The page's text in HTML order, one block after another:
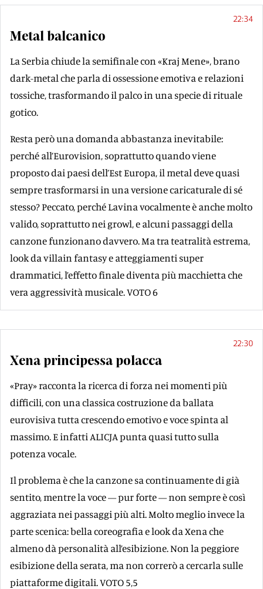
22:34
Metal balcanico
La Serbia chiude la semifinale con «Kraj Mene», brano
dark-metal che parla di ossessione emotiva e relazioni
tossiche, trasformando il palco in una specie di rituale
gotico.
Resta però una domanda abbastanza inevitabile:
perché all’Eurovision, soprattutto quando viene
proposto dai paesi dell’Est Europa, il metal deve quasi
sempre trasformarsi in una versione caricaturale di sé
stesso? Peccato, perché Lavina vocalmente è anche molto
valido, soprattutto nei growl, e alcuni passaggi della
canzone funzionano davvero. Ma tra teatralità estrema,
look da villain fantasy e atteggiamenti super
drammatici, l’effetto finale diventa più macchietta che
vera aggressività musicale. VOTO 6
22:30
Xena principessa polacca
«Pray» racconta la ricerca di forza nei momenti più
difficili, con una classica costruzione da ballata
eurovisiva tutta crescendo emotivo e voce spinta al
massimo. E infatti ALICJA punta quasi tutto sulla
potenza vocale.
Il problema è che la canzone sa continuamente di già
sentito, mentre la voce — pur forte — non sempre è così
aggraziata nei passaggi più alti. Molto meglio invece la
parte scenica: bella coreografia e look da Xena che
almeno dà personalità all’esibizione. Non la peggiore
esibizione della serata, ma non correrò a cercarla sulle
piattaforme digitali. VOTO 5,5